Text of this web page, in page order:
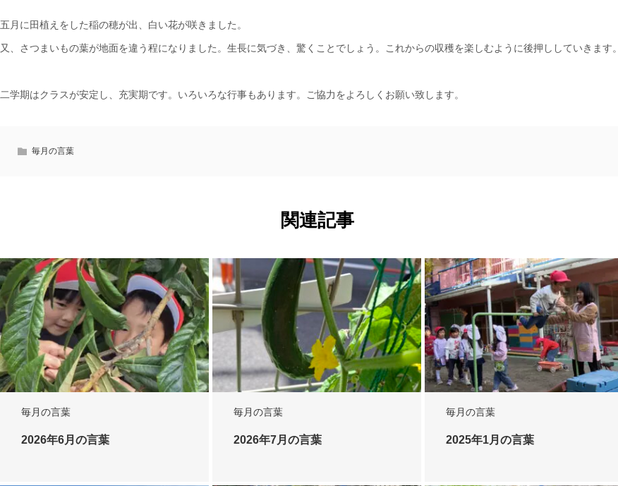
五月に田植えをした稲の穂が出、白い花が咲きました。
又、さつまいもの葉が地面を違う程になりました。生長に気づき、驚くことでしょう。これからの収穫を楽しむように後押ししていきます。
二学期はクラスが安定し、充実期です。いろいろな行事もあります。ご協力をよろしくお願い致します。
毎月の言葉
関連記事
毎月の言葉
2026年6月の言葉
毎月の言葉
2026年7月の言葉
毎月の言葉
2025年1月の言葉